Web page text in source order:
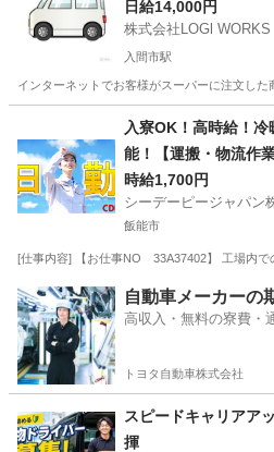
日給14,000円
株式会社LOGl WORKS
入間市駅
インターネットでお客様がスーパーに注文し
入間市駅 ドライバー
入寮OK！高時給！
能！【運搬・物流作
自動車通勤OK！無料
時給1,700円
シーデーピージャパン
飯能市
[仕事内容] 【お仕事NO 33A37402】 工場内で
埼玉 飯能市 その他
自動車メーカーの
高収入・無料の寮費・
トヨタ自動車株式会社
スピードキャリアア
揮